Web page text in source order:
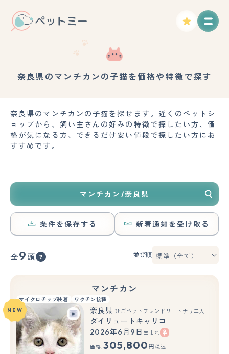
奈良県のマンチカンの子猫を価格や特徴で探す
奈良県のマンチカンの子猫を探せます。近くのペットシ
ョップから、飼い主さんの好みの特徴で探したい方、価
格が気になる方、できるだけ安い値段で探したい方にお
すすめです。
マンチカン/奈良県
条件を保存する 新着通知を受け取る
全9 頭 並び順
マンチカン
マイクロチップ装着 ワクチン接種
もっと見る
NEW 奈良県 ひごペットフレンドリートナリエ大和高田店
ダイリュートキャリコ
2026年6月9日 生まれ
価格:305,800 円 税込